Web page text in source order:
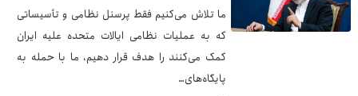
ما تلاش می‌کنیم فقط پرسنل نظامی و تأسیساتی
که به عملیات نظامی ایالات متحده علیه ایران
کمک می‌کنند را هدف قرار دهیم، ما با حمله به
پایگاه‌های…